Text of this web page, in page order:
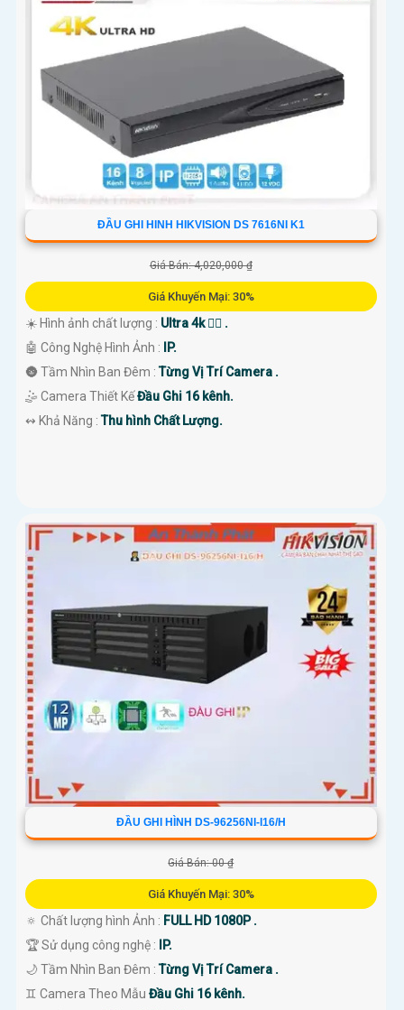
ĐẦU GHI HINH HIKVISION DS 7616NI K1
Giá Bán: 4,020,000 ₫
Giá Khuyến Mại: 30%
☀️ Hình ảnh chất lượng : Ultra 4k 👍🏾 .
🤖️ Công Nghệ Hình Ảnh :
IP.
🌚 Tầm Nhìn Ban Đêm :Từng Vị Trí Camera .
🤹 Camera Thiết KếĐầu Ghi 16 kênh.
️↭ Khả Năng :Thu hình Chất Lượng.
ĐẦU GHI HÌNH DS-96256NI-I16/H
Giá Bán: 00 ₫
Giá Khuyến Mại: 30%
🔅 Chất lượng hình Ảnh : FULL HD 1080P .
🏆 Sử dụng công nghệ :
IP.
🌙 Tầm Nhìn Ban Đêm :Từng Vị Trí Camera .
♊ Camera Theo Mẫu Đầu Ghi 16 kênh.